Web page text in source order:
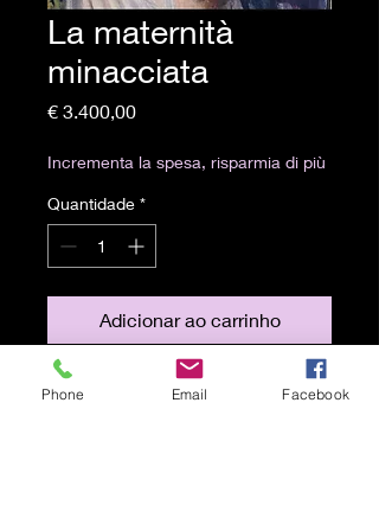
La maternità
minacciata
€ 3.400,00Preço
Incrementa la spesa, risparmia di più
Quantidade *
Adicionar ao carrinho
Olio e tempera grassa su tela
Phone Email Facebook